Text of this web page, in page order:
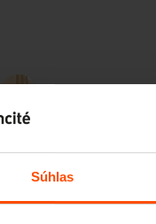
Súhlas
Biodoska